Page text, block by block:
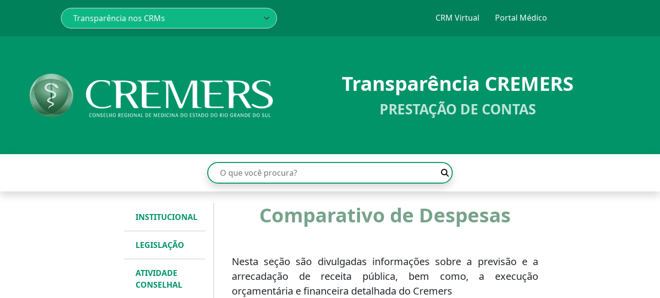
CRM Virtual Portal Médico
Transparência CREMERS
PRESTAÇÃO DE CONTAS
INSTITUCIONAL
LEGISLAÇÃO
ATIVIDADE
CONSELHAL
Comparativo de Despesas
Nesta seção são divulgadas informações sobre a previsão e a
arrecadação de receita pública, bem como, a execução
orçamentária e financeira detalhada do Cremers